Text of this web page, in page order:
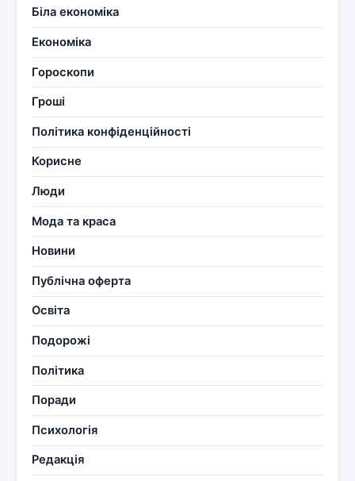
Біла економіка
Економіка
Гороскопи
Гроші
Політика конфіденційності
Корисне
Люди
Мода та краса
Новини
Публічна оферта
Освіта
Подорожі
Політика
Поради
Психологія
Редакція